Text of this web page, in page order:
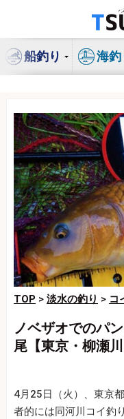
ン
船釣り 海釣
TOP > 淡水の釣り > コ
ノベザオでのパ
尾【東京・柳瀬
4月25日（火）、東京
者的には同河川コイ釣